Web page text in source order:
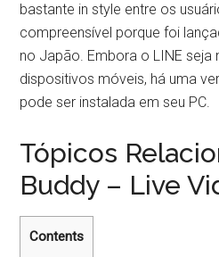
bastante in style entre os
compreensível porque foi
no Japão. Embora o LINE seja
dispositivos móveis, há uma
pode ser instalada em seu PC.
Tópicos
Buddy – Live
Contents